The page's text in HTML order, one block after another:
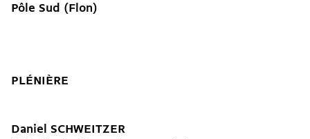
Pôle Sud (Flon)
PLÉNIÈRE
Daniel SCHWEITZER